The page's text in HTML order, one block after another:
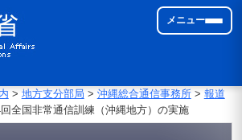
メニュー
> 地方支分部局 > 沖縄総合通信事務所> 報道
全国非常通信訓練（沖縄地方）の実施